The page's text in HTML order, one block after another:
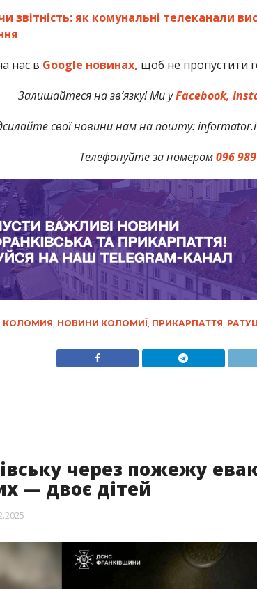
звітність: як комунальні телеканали
нас в Google новинах, щоб не пропустити
Залишайтеся на зв’язку! Ми уFacebook,
свої новини нам на пошту:
Телефонуйте за номером096
КОЛОМИЯ, НОВИНИ КОЛОМИЇ, ПРИКАРПАТТЯ,
через пожежу
— двоє дітей